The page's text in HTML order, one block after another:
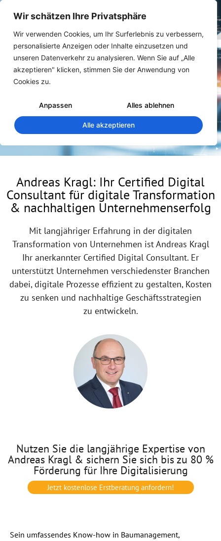
Wir schätzen Ihre Privatsphäre
Wir verwenden Cookies, um Ihr Surferlebnis zu verbessern,
personalisierte Anzeigen oder Inhalte einzusetzen und
unseren Datenverkehr zu analysieren. Wenn Sie auf „Alle
akzeptieren" klicken, stimmen Sie der Anwendung von
Cookies zu.
Anpassen Alles ablehnen
Alle akzeptieren
Andreas Kragl: Ihr Certified Digital
Consultant für digitale Transformation
& nachhaltigen Unternehmenserfolg
Mit langjähriger Erfahrung in der digitalen
Transformation von Unternehmen ist Andreas Kragl
Ihr anerkannter Certified Digital Consultant. Er
unterstützt Unternehmen verschiedenster Branchen
dabei, digitale Prozesse effizient zu gestalten, Kosten
zu senken und nachhaltige Geschäftsstrategien
zu entwickeln.
Nutzen Sie die langjährige Expertise von
Andreas Kragl & sichern Sie sich bis zu 80 %
Förderung für Ihre Digitalisierung
Jetzt kostenlose Erstberatung anfordern!
Sein umfassendes Know-how in Baumanagement,